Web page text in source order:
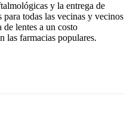
y la entrega de
para todas las vecinas y vecinos
de lentes a un costo
las farmacias populares.